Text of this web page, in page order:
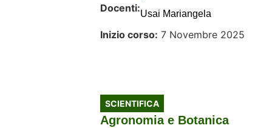
Docenti:Usai Mariangela
Inizio corso: 7 Novembre 2025
SCIENTIFICA
Agronomia e Botanica